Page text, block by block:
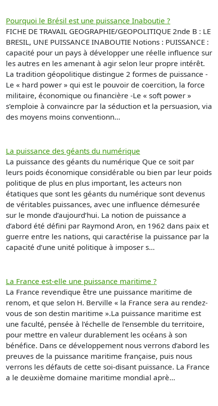
Pourquoi le Brésil est une puissance Inaboutie ?
FICHE DE TRAVAIL GEOGRAPHIE/GEOPOLITIQUE 2nde B : LE
BRESIL, UNE PUISSANCE INABOUTIE Notions : PUISSANCE :
capacité pour un pays à développer une réelle influence sur
les autres en les amenant à agir selon leur propre intérêt.
La tradition géopolitique distingue 2 formes de puissance -
Le « hard power » qui est le pouvoir de coercition, la force
militaire, économique ou financière -Le « soft power »
s’emploie à convaincre par la séduction et la persuasion, via
des moyens moins conventionn...
La puissance des géants du numérique
La puissance des géants du numérique Que ce soit par
leurs poids économique considérable ou bien par leur poids
politique de plus en plus important, les acteurs non
étatiques que sont les géants du numérique sont devenus
de véritables puissances, avec une influence démesurée
sur le monde d’aujourd’hui. La notion de puissance a
d’abord été défini par Raymond Aron, en 1962 dans paix et
guerre entre les nations, qui caractérise la puissance par la
capacité d’une unité politique à imposer s...
La France est-elle une puissance maritime ?
La France revendique être une puissance maritime de
renom, et que selon H. Berville « la France sera au rendez-
vous de son destin maritime ».La puissance maritime est
une faculté, pensée à l’échelle de l’ensemble du territoire,
pour mettre en valeur durablement les océans à son
bénéfice. Dans ce développement nous verrons d’abord les
preuves de la puissance maritime française, puis nous
verrons les défauts de cette soi-disant puissance. La France
a le deuxième domaine maritime mondial aprè...